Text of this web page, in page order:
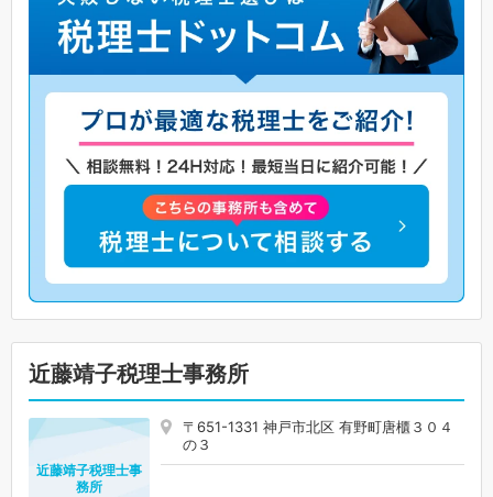
近藤靖子税理士事務所
〒651-1331 神戸市北区 有野町唐櫃３０４
の３
近藤靖子税理士事
務所